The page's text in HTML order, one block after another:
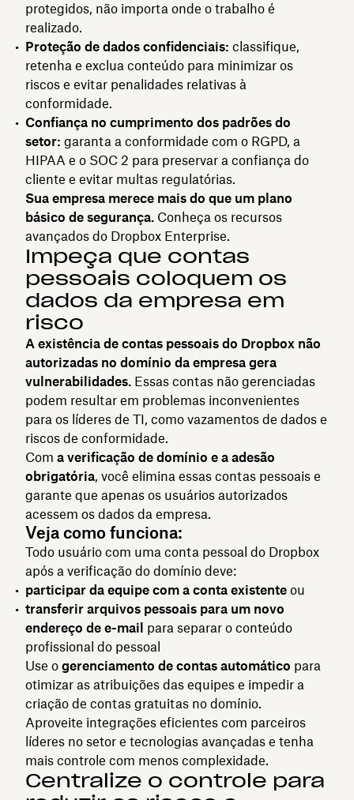
protegidos, não importa onde o trabalho é
realizado.
Proteção de dados confidenciais: classifique,
retenha e exclua conteúdo para minimizar os
riscos e evitar penalidades relativas à
conformidade.
Confiança no cumprimento dos padrões do
setor: garanta a conformidade com o RGPD, a
HIPAA e o SOC 2 para preservar a confiança do
cliente e evitar multas regulatórias.
Sua empresa merece mais do que um plano
básico de segurança. Conheça os recursos
avançados do Dropbox Enterprise.
Impeça que contas
pessoais coloquem os
dados da empresa em
risco
A existência de contas pessoais do Dropbox não
autorizadas no domínio da empresa gera
vulnerabilidades. Essas contas não gerenciadas
podem resultar em problemas inconvenientes
para os líderes de TI, como vazamentos de dados e
riscos de conformidade.
Com a verificação de domínio e a adesão
obrigatória, você elimina essas contas pessoais e
garante que apenas os usuários autorizados
acessem os dados da empresa.
Veja como funciona:
Todo usuário com uma conta pessoal do Dropbox
após a verificação do domínio deve:
participar da equipe com a conta existente ou
transferir arquivos pessoais para um novo
endereço de e-mail para separar o conteúdo
profissional do pessoal
Use o gerenciamento de contas automático para
otimizar as atribuições das equipes e impedir a
criação de contas gratuitas no domínio.
Aproveite integrações eficientes com parceiros
líderes no setor e tecnologias avançadas e tenha
mais controle com menos complexidade.
Centralize o controle para